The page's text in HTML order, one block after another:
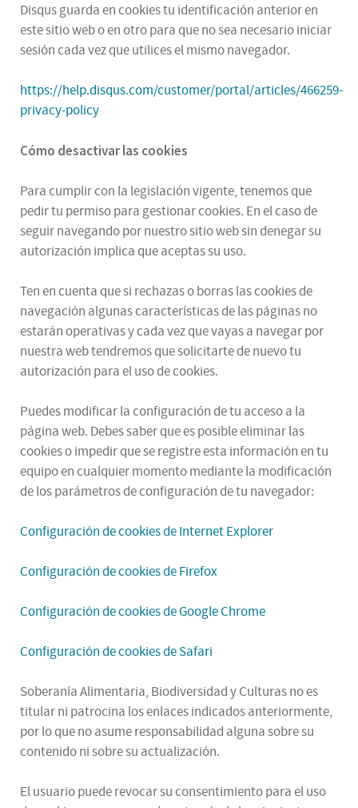
Disqus guarda en cookies tu identificación anterior en
este sitio web o en otro para que no sea necesario iniciar
sesión cada vez que utilices el mismo navegador.
https://help.disqus.com/customer/portal/articles/466259-
privacy-policy
Cómo desactivar las cookies
Para cumplir con la legislación vigente, tenemos que
pedir tu permiso para gestionar cookies. En el caso de
seguir navegando por nuestro sitio web sin denegar su
autorización implica que aceptas su uso.
Ten en cuenta que si rechazas o borras las cookies de
navegación algunas características de las páginas no
estarán operativas y cada vez que vayas a navegar por
nuestra web tendremos que solicitarte de nuevo tu
autorización para el uso de cookies.
Puedes modificar la configuración de tu acceso a la
página web. Debes saber que es posible eliminar las
cookies o impedir que se registre esta información en tu
equipo en cualquier momento mediante la modificación
de los parámetros de configuración de tu navegador:
Configuración de cookies de Internet Explorer
Configuración de cookies de Firefox
Configuración de cookies de Google Chrome
Configuración de cookies de Safari
Soberanía Alimentaria, Biodiversidad y Culturas no es
titular ni patrocina los enlaces indicados anteriormente,
por lo que no asume responsabilidad alguna sobre su
contenido ni sobre su actualización.
El usuario puede revocar su consentimiento para el uso